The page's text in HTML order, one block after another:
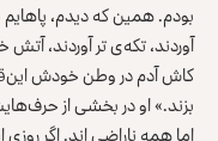
بودم. همین که دیدم،
آوردند، تکه‌ی تر آوردند،
کاش آدم در وطن خودش
بزند.» او در بخشی از